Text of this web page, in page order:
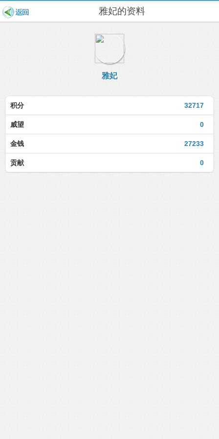
雅妃的资料
雅妃
32717
积分
0
威望
27233
金钱
0
贡献